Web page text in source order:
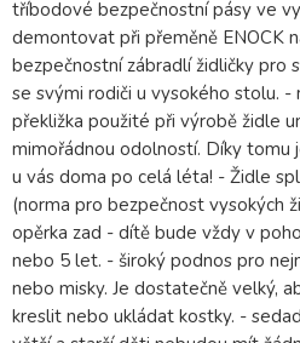
tříbodové bezpečnostní pásy ve
demontovat při přeměně ENOCK
bezpečnostní zábradlí židličky pro
se svými rodiči u vysokého stolu. -
překližka použité při výrobě židle
mimořádnou odolností. Díky tomu
u vás doma po celá léta! - Židle
(norma pro bezpečnost vysokých
opěrka zad - dítě bude vždy v
nebo 5 let. - široký podnos pro
nebo misky. Je dostatečně velký,
kreslit nebo ukládat kostky. -